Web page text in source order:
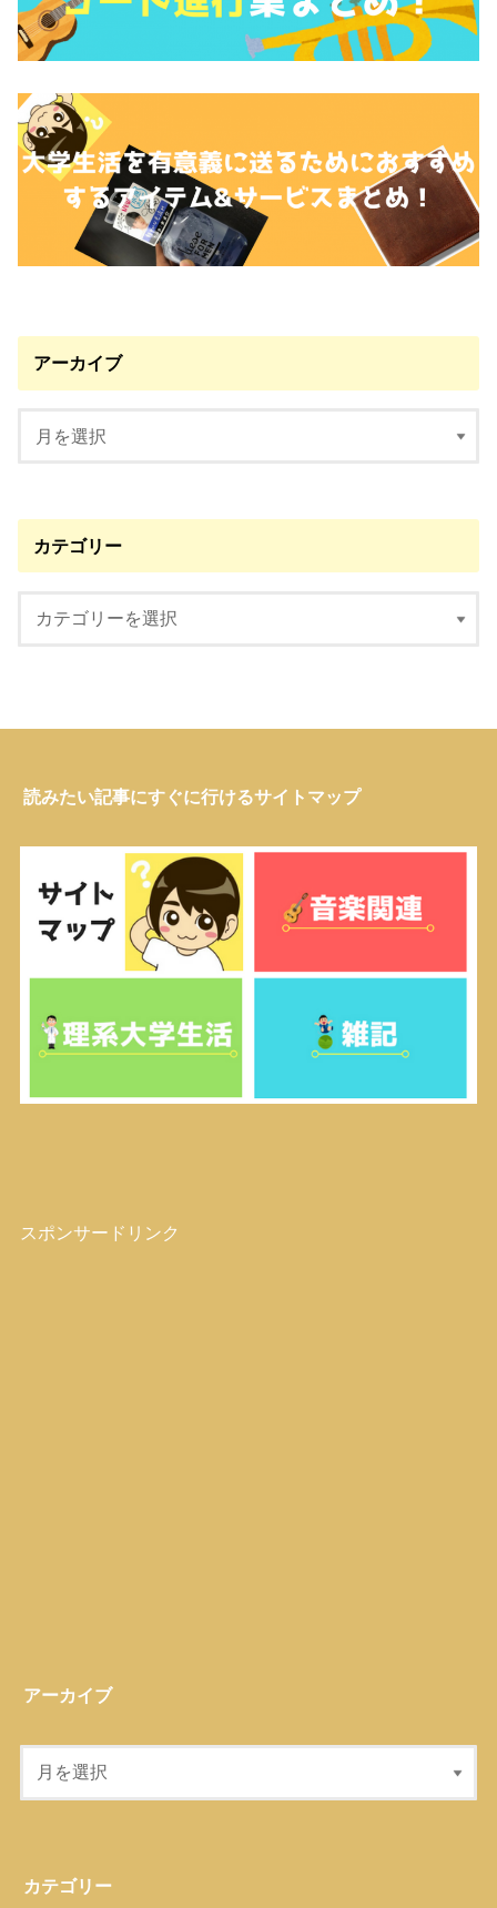
アーカイブ
カテゴリー
読みたい記事にすぐに行けるサイトマップ
スポンサードリンク
アーカイブ
カテゴリー